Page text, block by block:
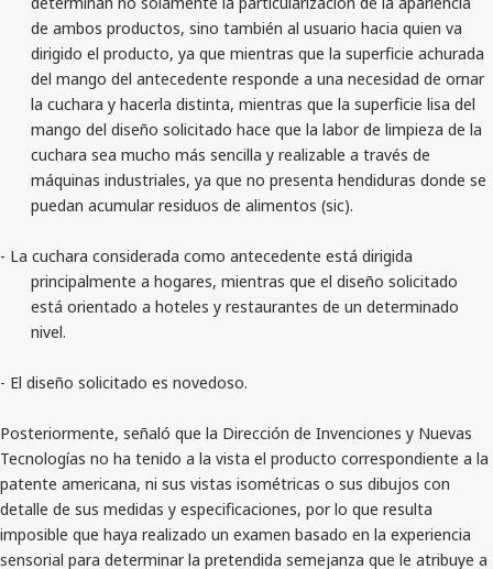
de ambos productos, sino también al usuario hacia quien va
dirigido el producto, ya que mientras que la superficie achurada
del mango del antecedente responde a una necesidad de ornar
la cuchara y hacerla distinta, mientras que la superficie lisa del
mango del diseño solicitado hace que la labor de limpieza de la
cuchara sea mucho más sencilla y realizable a través de
máquinas industriales, ya que no presenta hendiduras donde se
puedan acumular residuos de alimentos (sic).
- La cuchara considerada como antecedente está dirigida
principalmente a hogares, mientras que el diseño solicitado
está orientado a hoteles y restaurantes de un determinado
nivel.
- El diseño solicitado es novedoso.
Posteriormente, señaló que la Dirección de Invenciones y Nuevas
Tecnologías no ha tenido a la vista el producto correspondiente a la
patente americana, ni sus vistas isométricas o sus dibujos con
detalle de sus medidas y especificaciones, por lo que resulta
imposible que haya realizado un examen basado en la experiencia
sensorial para determinar la pretendida semejanza que le atribuye a